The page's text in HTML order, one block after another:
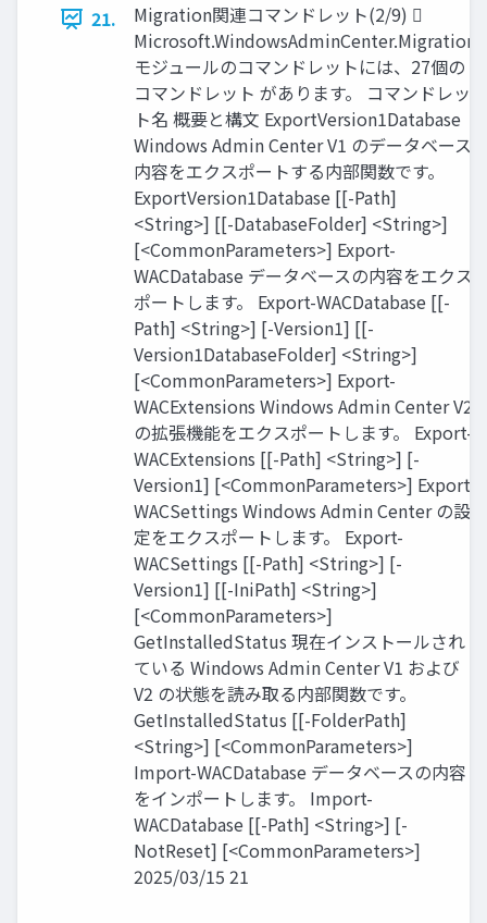
21.
Migration関連コマンドレット(2/9) 
Microsoft.WindowsAdminCenter.Migration
モジュールのコマンドレットには、27個の
コマンドレット があります。 コマンドレッ
ト名 概要と構文 ExportVersion1Database
Windows Admin Center V1 のデータベース
内容をエクスポートする内部関数です。
ExportVersion1Database [[-Path]
<String>] [[-DatabaseFolder] <String>]
[<CommonParameters>] Export-
WACDatabase データベースの内容をエクス
ポートします。 Export-WACDatabase [[-
Path] <String>] [-Version1] [[-
Version1DatabaseFolder] <String>]
[<CommonParameters>] Export-
WACExtensions Windows Admin Center V2
の拡張機能をエクスポートします。 Export-
WACExtensions [[-Path] <String>] [-
Version1] [<CommonParameters>] Export-
WACSettings Windows Admin Center の設
定をエクスポートします。 Export-
WACSettings [[-Path] <String>] [-
Version1] [[-IniPath] <String>]
[<CommonParameters>]
GetInstalledStatus 現在インストールされ
ている Windows Admin Center V1 および
V2 の状態を読み取る内部関数です。
GetInstalledStatus [[-FolderPath]
<String>] [<CommonParameters>]
Import-WACDatabase データベースの内容
をインポートします。 Import-
WACDatabase [[-Path] <String>] [-
NotReset] [<CommonParameters>]
2025/03/15 21